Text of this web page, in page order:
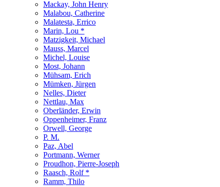
Mackay, John Henry
Malabou, Catherine
Malatesta, Errico
Marin, Lou *
Matzigkeit, Michael
Mauss, Marcel
Michel, Louise
Most, Johann
Mühsam, Erich
Mümken, Jürgen
Nelles, Dieter
Nettlau, Max
Oberländer, Erwin
Oppenheimer, Franz
Orwell, George
P. M.
Paz, Abel
Portmann, Werner
Proudhon, Pierre-Joseph
Raasch, Rolf *
Ramm, Thilo